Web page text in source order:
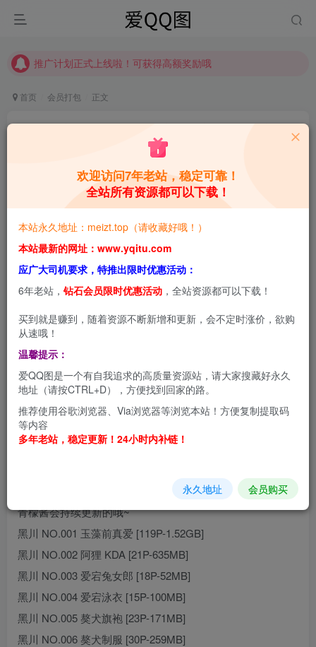
推广计划正式上线啦！可获得高额奖励哦
推广计划正式上线啦！可获得高额奖励哦
首页 会员打包 正文
1年前更新
1 3.6W+
本站预览图进行了压缩和水印，原图无压缩，无本站水
2025-5-8，新增6套，共59套
黑川 私房摄影写真图集,黑川这个名字是不是听上去有点怪怪
的，青檬酱在没看到素材前，哇，脑子中的第一反应就是黑
川，嘿嘿嘿。。。。老司机们肯定懂的，后来看到之后，
哇，多么阔爱的小姐姐呀，漂亮，青春，清纯，多元
化。。。。
老司机们，还不赶紧上车吗？
青檬酱会持续更新的哦~
黑川 NO.001 玉藻前真爱 [119P-1.52GB]
黑川 NO.002 阿狸 KDA [21P-635MB]
黑川 NO.003 爱宕兔女郎 [18P-52MB]
黑川 NO.004 爱宕泳衣 [15P-100MB]
黑川 NO.005 獒犬旗袍 [23P-171MB]
黑川 NO.006 獒犬制服 [30P-259MB]
欢迎访问7年老站，稳定可靠！
全站所有资源都可以下载！
本站永久地址：meizt.top（请收藏好哦！）
本站最新的网址：www.yqitu.com
应广大司机要求，特推出限时优惠活动：
6年老站， 钻石会员限时优惠活动 ，全站资源都可以下载！
买到就是赚到，随着资源不断新增和更新，会不定时涨价，欲购
从速哦！
温馨提示：
爱QQ图是一个有自我追求的高质量资源站，请大家搜藏好永久
地址（请按CTRL+D），方便找到回家的路。
推荐使用谷歌浏览器、Via浏览器等浏览本站！方便复制提取码
等内容
多年老站，稳定更新！24小时内补链！
永久地址 会员购买